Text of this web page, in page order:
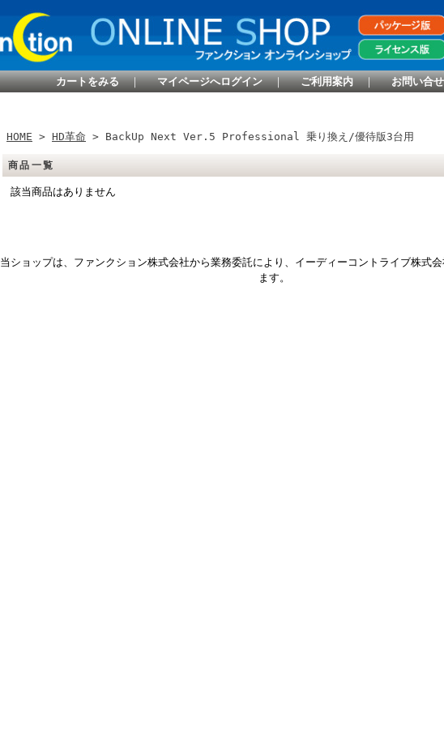
カートをみる ｜ マイページへログイン ｜ ご利用案内 ｜ お問い合せ
HOME > HD革命 > BackUp Next Ver.5 Professional 乗り換え/優待版3台用
商品一覧
該当商品はありません
当ショップは、ファンクション株式会社から業務委託により、イーディーコントライブ株式
ます。